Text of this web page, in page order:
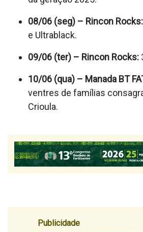
08/06 (seg) – Rincon Rocks:
e Ultrablack.
09/06 (ter) – Rincon Rocks:
10/06 (qua) – Manada BT
ventres de famílias
Crioula.
Publicidade